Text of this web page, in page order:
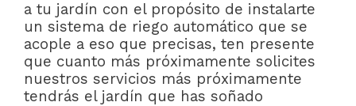
a tu jardín con el propósito de instalarte
un sistema de riego automático que se
acople a eso que precisas, ten presente
que cuanto más próximamente solicites
nuestros servicios más próximamente
tendrás el jardín que has soñado